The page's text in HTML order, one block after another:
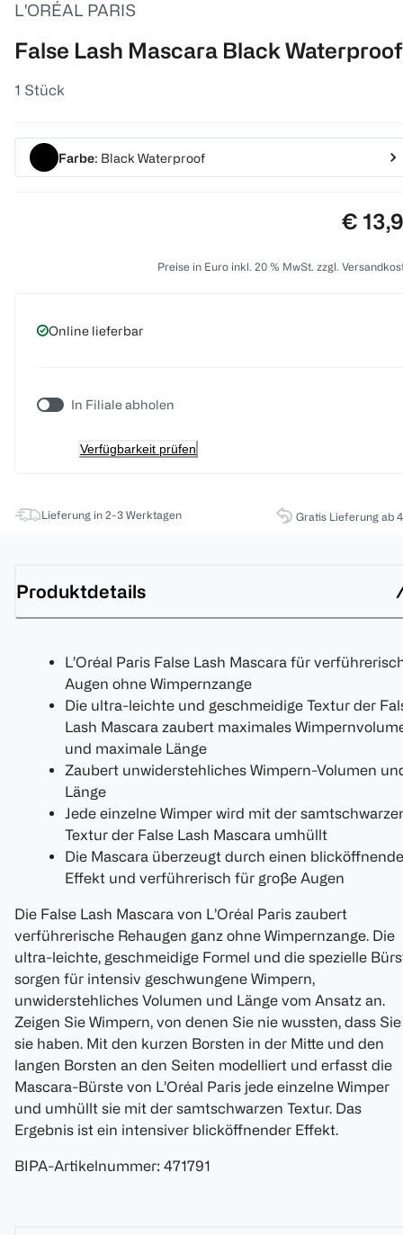
L'ORÉAL PARIS
False Lash Mascara Black Waterproof
1 Stück
Farbe: Black Waterproof
Preis:
€
Preise in Euro inkl. 20 % MwSt. zzgl.
Online lieferbar
In Filiale abholen
Verfügbarkeit prüfen
Lieferung in 2-3 Werktagen Gratis Lieferung ab
Produktdetails
L’Oréal Paris False Lash Mascara für
Augen ohne Wimpernzange
Die ultra-leichte und geschmeidige Textur der
Lash Mascara zaubert maximales
und maximale Länge
Zaubert unwiderstehliches Wimpern-Volumen
Länge
Jede einzelne Wimper wird mit der
Textur der False Lash Mascara umhüllt
Die Mascara überzeugt durch einen
Effekt und verführerisch für große Augen
Die False Lash Mascara von L’Oréal Paris zaubert
verführerische Rehaugen ganz ohne Wimpernzange. Die
ultra-leichte, geschmeidige Formel und die spezielle
sorgen für intensiv geschwungene Wimpern,
unwiderstehliches Volumen und Länge vom Ansatz an.
Zeigen Sie Wimpern, von denen Sie nie wussten, dass Sie
sie haben. Mit den kurzen Borsten in der Mitte und den
langen Borsten an den Seiten modelliert und erfasst die
Mascara-Bürste von L’Oréal Paris jede einzelne Wimper
und umhüllt sie mit der samtschwarzen Textur. Das
Ergebnis ist ein intensiver blicköffnender Effekt.
BIPA-Artikelnummer: 471791